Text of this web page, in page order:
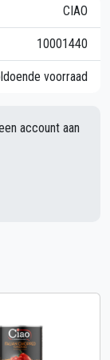
CIAO
10001440
voorraad
account aan